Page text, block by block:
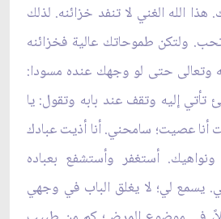
الله الغني لا تنفد خزائنه. لذلك
ولتكن طموحاتك عالية فخزائنه
وتعالى حتى لو وجهك عنده مسودا:
إليه وتقف عند بابه وتقول: يا
أنا عصيت؛ سامحني. أنا أذيت عبادك
أستغفر وأستشفع بعباده
يسمع لي؛ لا يغلق الباب في وجهي